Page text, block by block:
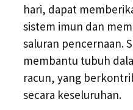
hari, dapat
sistem imun dan
saluran pencernaan.
membantu tubuh
racun, yang
secara keseluruhan.